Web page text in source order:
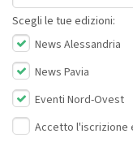
Scegli le tue edizioni:
News Alessandria
News Pavia
Eventi Nord-Ovest
Accetto l'iscrizione